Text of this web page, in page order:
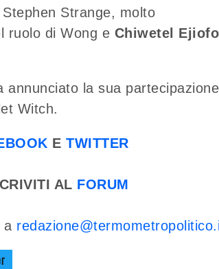
Strange, molto
ruolo di Wong e Chiwetel
annunciato la sua
Witch.
ETWITTER
AL FORUM
a